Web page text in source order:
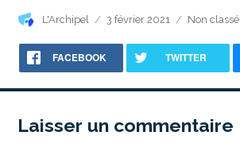
Auteur
L'Archipel
Publié
3 février 2021 Catégories
Non classé
FACEBOOK TWITTER
Laisser un commentaire